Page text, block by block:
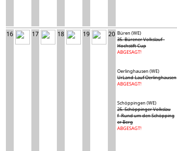
16 17 18 19 20 Büren (WE)
35. Bürener Volkslauf -
Hochstift-Cup
ABGESAGT!
Oerlinghausen (WE)
UrLand-Lauf Oerlinghausen
ABGESAGT!
Schöppingen (WE)
25. Schöppinger Volkslau
f- Rund um den Schöpping
er Berg
ABGESAGT!